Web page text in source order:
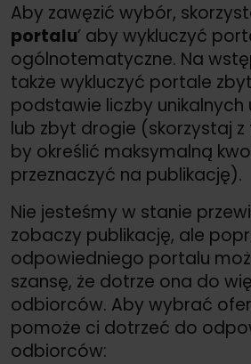
Aby zawęzić wybór,
portalu’ aby wykluczyć
ogólnotematyczne. Na
także wykluczyć portale
podstawie liczby unikalnych
lub zbyt drogie (skorzystaj z
by określić maksymalną
przeznaczyć na publikację).
Nie jesteśmy w stanie
zobaczy publikację, ale
odpowiedniego portalu
szansę, że dotrze ona do
odbiorców. Aby wybrać
pomoże ci dotrzeć do
odbiorców: